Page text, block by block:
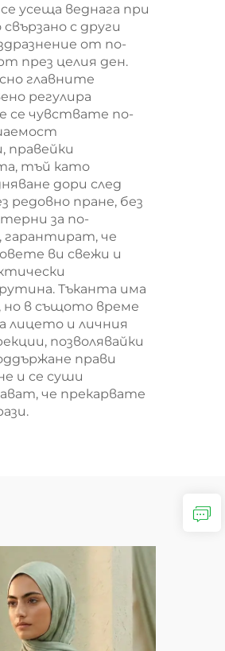
усеща веднага при
с други
от по-
през целия ден.
главните
регулира
се чувствате по-
правейки
тъй като
дори след
пране, без
за по-
гарантират, че
ви свежи и
Тъканта има
но в същото време
лицето и личния
позволявайки
прави
и се суши
че прекарвате